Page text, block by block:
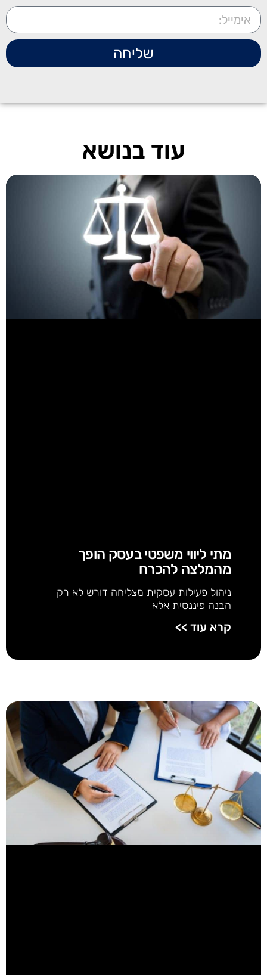
שליחה
עוד בנושא
מתי ליווי משפטי בעסק הופך
מהמלצה להכרח
ניהול פעילות עסקית מצליחה דורש לא רק
הבנה פיננסית אלא
קרא עוד >>